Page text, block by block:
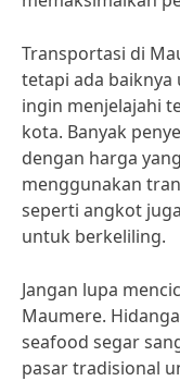
Transportasi di
tetapi ada baiknya
ingin menjelajahi
kota. Banyak
dengan harga
menggunakan
seperti angkot
untuk berkeliling.
Jangan lupa
Maumere.
seafood segar
pasar tradisional